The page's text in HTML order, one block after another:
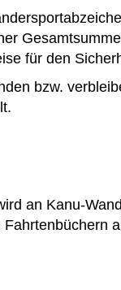
für den
bzw.
an Kanu-